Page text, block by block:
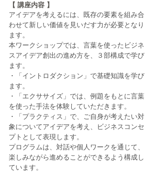
【 講座内容 】
アイデアを考えるには、既存の要素を組み合
わせて新しい価値を見いだす力が必要となり
ます。
本ワークショップでは、言葉を使ったビジネ
スアイデア創出の進め方を、３部構成で学び
ます。
・「イントロダクション」で基礎知識を学び
ます。
・「エクササイズ」では、例題をもとに言葉
を使った手法を体験していただきます。
・「プラクティス」で、ご自身が考えたい対
象についてアイデアを考え、ビジネスコンセ
プトとして表現します。
プログラムは、対話や個人ワークを通じて、
楽しみながら進めることができるよう構成し
ています。